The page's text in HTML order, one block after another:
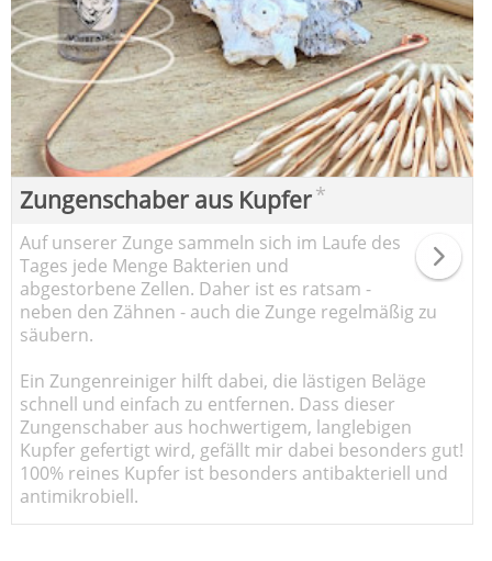
Zungenschaber aus Kupfer*
Auf unserer Zunge sammeln sich im Laufe des
Tages jede Menge Bakterien und
abgestorbene Zellen. Daher ist es ratsam -
neben den Zähnen - auch die Zunge regelmäßig zu
säubern.
Ein Zungenreiniger hilft dabei, die lästigen Beläge
schnell und einfach zu entfernen. Dass dieser
Zungenschaber aus hochwertigem, langlebigen
Kupfer gefertigt wird, gefällt mir dabei besonders gut!
100% reines Kupfer ist besonders antibakteriell und
antimikrobiell.